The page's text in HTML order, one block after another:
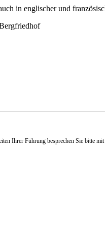
in englischer und
Ihrer Führung besprechen Sie bitte